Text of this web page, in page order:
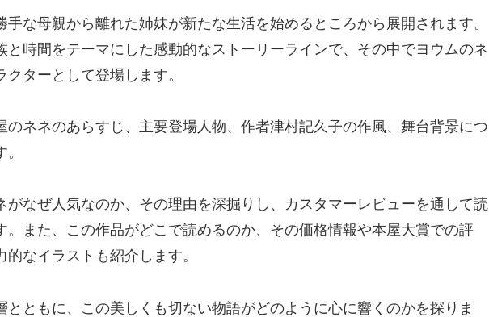
な母親から離れた姉妹が新たな生活を始めるところから展開されます。
と時間をテーマにした感動的なストーリーラインで、その中でヨウムのネ
ターとして登場します。
のネネのあらすじ、主要登場人物、作者津村記久子の作風、舞台背景につ
がなぜ人気なのか、その理由を深掘りし、カスタマーレビューを通して読
。また、この作品がどこで読めるのか、その価格情報や本屋大賞での評
なイラストも紹介します。
とともに、この美しくも切ない物語がどのように心に響くのかを探りま